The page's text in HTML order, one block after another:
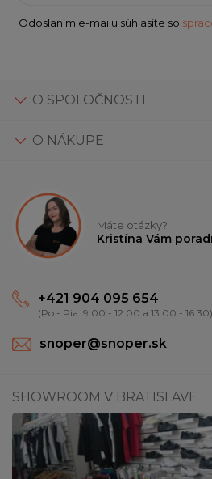
Odoslaním e-mailu súhlasíte so
O SPOLOČNOSTI
O NÁKUPE
Máte otázky?
Kristína Vám
+421 904 095 654
(Po - Pia: 9:00 - 12:00 a 13:00 - 16:30)
snoper@snoper.sk
SHOWROOM V BRATISLAVE